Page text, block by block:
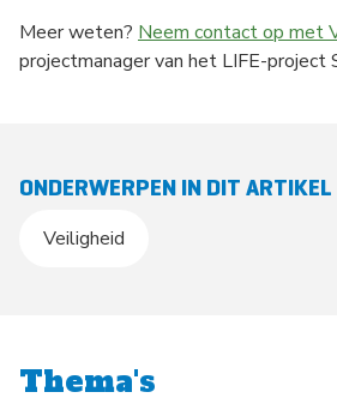
Meer weten? Neem contact op met
projectmanager van het LIFE-project
ONDERWERPEN IN DIT ARTIKEL
Veiligheid
Thema's